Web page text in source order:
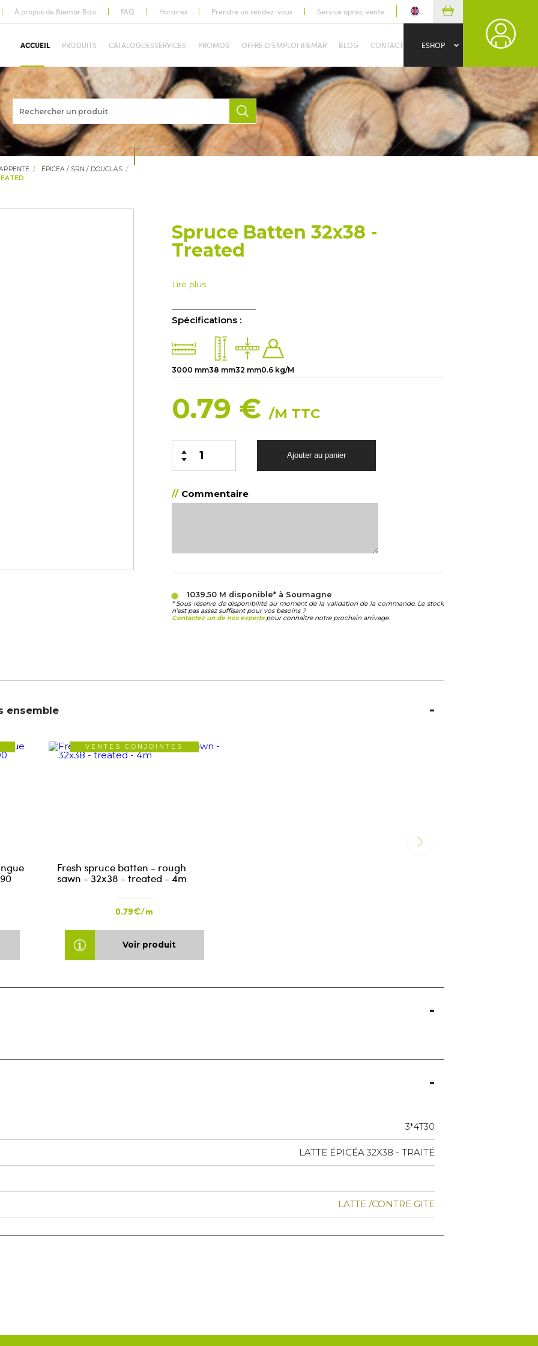
À propos de Biemar Bois FAQ Horaires Prendre un rendez-vous Service après-vente
ACCUEIL PRODUITS CATALOGUESSERVICES PROMOS OFFRE D’EMPLOI BIEMAR BLOG CONTACT ESHOP
ÉPICEA / SRN / DOUGLAS
Spruce Batten 32x38 -
Treated
Lire plus
Spécifications :
3000 mm38 mm32 mm0.6 kg/M
0.79 € /M TTC
Commentaire
1039.50 M disponible* à Soumagne
* Sous réserve de disponibilité au moment de la validation de la commande. Le stock
n’est pas assez suffisant pour vos besoins ?
Contactez un de nos expertspour connaître notre prochain arrivage.
ensemble
VENTES CONJOINTES
Fresh spruce batten - rough
sawn - 32x38 - treated - 4m
0.79€/m
Voir produit
3*4T30
LATTE ÉPICÉA 32X38 - TRAITÉ
LATTE /CONTRE GITE